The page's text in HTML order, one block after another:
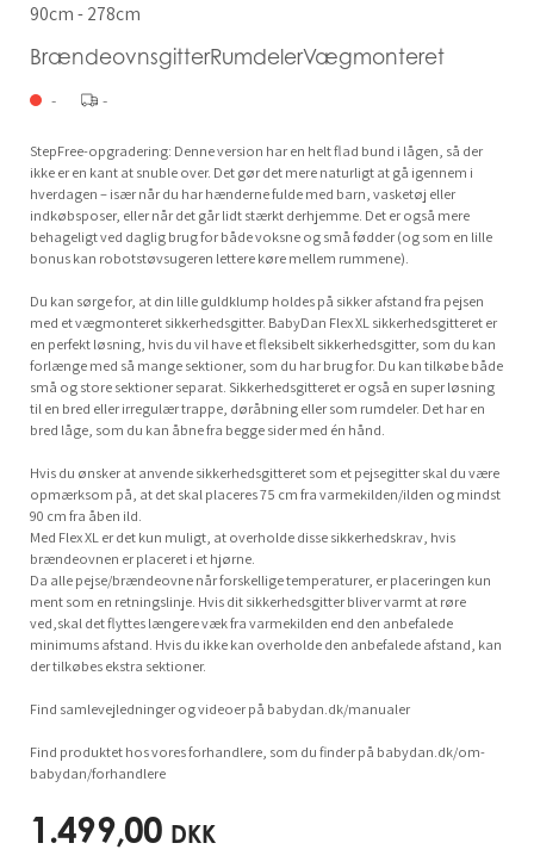
90cm - 278cm
BrændeovnsgitterRumdelerVægmonteret
- -
StepFree-opgradering: Denne version har en helt flad bund i lågen, så der
ikke er en kant at snuble over. Det gør det mere naturligt at gå igennem i
hverdagen – især når du har hænderne fulde med barn, vasketøj eller
indkøbsposer, eller når det går lidt stærkt derhjemme. Det er også mere
behageligt ved daglig brug for både voksne og små fødder (og som en lille
bonus kan robotstøvsugeren lettere køre mellem rummene).
Du kan sørge for, at din lille guldklump holdes på sikker afstand fra pejsen
med et vægmonteret sikkerhedsgitter. BabyDan Flex XL sikkerhedsgitteret er
en perfekt løsning, hvis du vil have et fleksibelt sikkerhedsgitter, som du kan
forlænge med så mange sektioner, som du har brug for. Du kan tilkøbe både
små og store sektioner separat. Sikkerhedsgitteret er også en super løsning
til en bred eller irregulær trappe, døråbning eller som rumdeler. Det har en
bred låge, som du kan åbne fra begge sider med én hånd.
Hvis du ønsker at anvende sikkerhedsgitteret som et pejsegitter skal du være
opmærksom på, at det skal placeres 75 cm fra varmekilden/ilden og mindst
90 cm fra åben ild.
Med Flex XL er det kun muligt, at overholde disse sikkerhedskrav, hvis
brændeovnen er placeret i et hjørne.
Da alle pejse/brændeovne når forskellige temperaturer, er placeringen kun
ment som en retningslinje. Hvis dit sikkerhedsgitter bliver varmt at røre
ved,skal det flyttes længere væk fra varmekilden end den anbefalede
minimums afstand. Hvis du ikke kan overholde den anbefalede afstand, kan
der tilkøbes ekstra sektioner.
Find samlevejledninger og videoer på babydan.dk/manualer
Find produktet hos vores forhandlere, som du finder på babydan.dk/om-
babydan/forhandlere
1.499,00 DKK